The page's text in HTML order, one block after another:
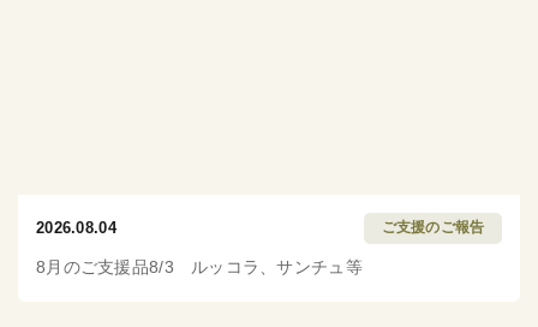
2026.08.04 ご支援のご報告
8月のご支援品8/3 ルッコラ、サンチュ等